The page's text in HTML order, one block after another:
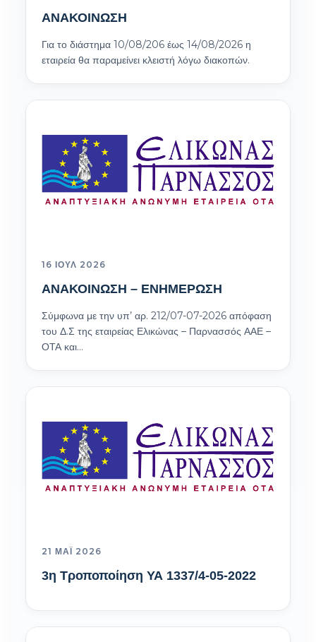
ΑΝΑΚΟΙΝΩΣΗ
Για το διάστημα 10/08/206 έως 14/08/2026 η
εταιρεία θα παραμείνει κλειστή λόγω διακοπών.
16 ΙΟΎΛ 2026
ΑΝΑΚΟΙΝΩΣΗ – ΕΝΗΜΕΡΩΣΗ
Σύμφωνα με την υπ’ αρ. 212/07-07-2026 απόφαση
του Δ.Σ της εταιρείας Ελικώνας – Παρνασσός ΑΑΕ –
ΟΤΑ και…
21 ΜΆΙ 2026
3η Τροποποίηση ΥΑ 1337/4-05-2022